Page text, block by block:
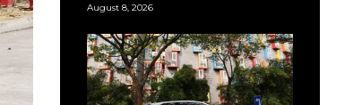
August 8, 2026